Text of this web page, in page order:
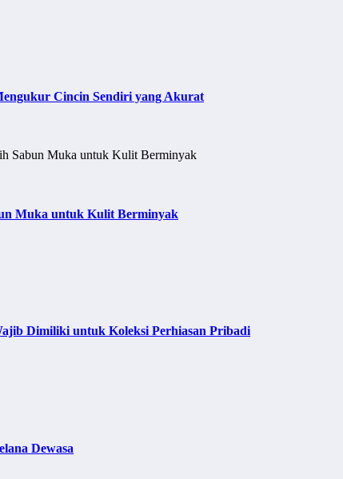
Cincin Sendiri yang Akurat
Muka untuk Kulit Berminyak
Dimiliki untuk Koleksi Perhiasan Pribadi
Dewasa